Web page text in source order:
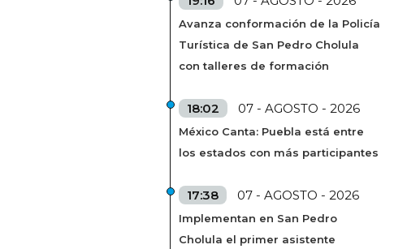
Avanza conformación de la Policía
Turística de San Pedro Cholula
con talleres de formación
18:02 07 - AGOSTO - 2026
México Canta: Puebla está entre
los estados con más participantes
17:38 07 - AGOSTO - 2026
Implementan en San Pedro
Cholula el primer asistente